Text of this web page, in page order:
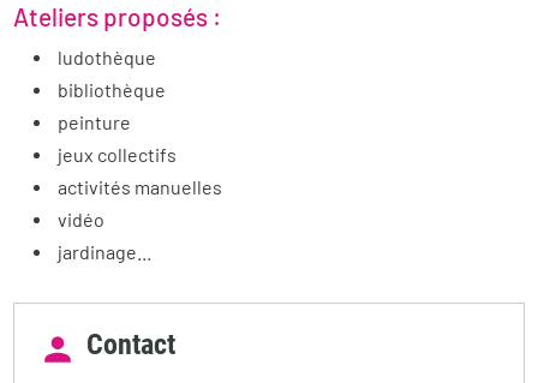
Ateliers proposés :
ludothèque
bibliothèque
peinture
jeux collectifs
activités manuelles
vidéo
jardinage...
Contact